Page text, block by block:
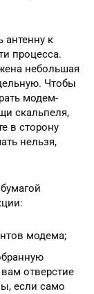
к
процесса.
небольшая
Чтобы
модем-
скальпеля,
в сторону
нельзя,
модема;
отверстие
если само